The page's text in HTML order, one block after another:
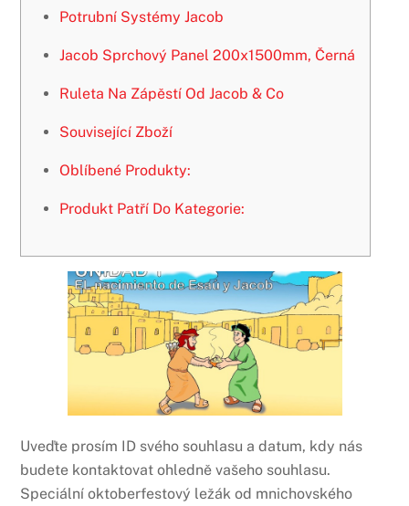
Potrubní Systémy Jacob
Jacob Sprchový Panel 200x1500mm, Černá
Ruleta Na Zápěstí Od Jacob & Co
Související Zboží
Oblíbené Produkty:
Produkt Patří Do Kategorie:
Uveďte prosím ID svého souhlasu a datum, kdy nás
budete kontaktovat ohledně vašeho souhlasu.
Speciální oktoberfestový ležák od mnichovského